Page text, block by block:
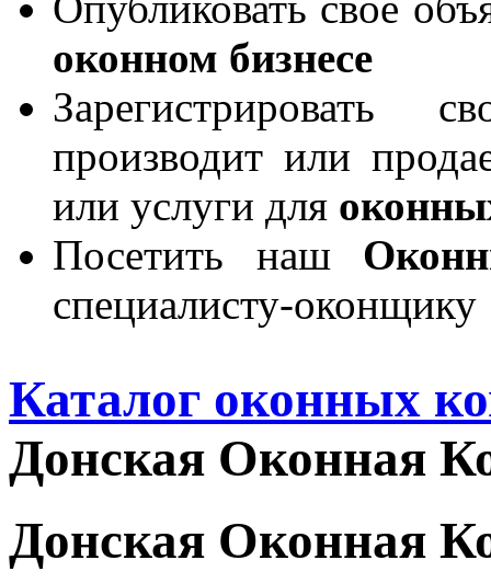
оконном бизнесе
производит или
или услуги для
Посетить наш
специалисту-оконщику
Каталог оконных
Донская Оконная
Донская Оконная